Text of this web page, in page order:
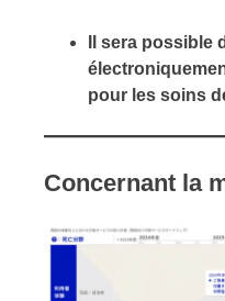
Il sera possible
pour les soins
Concernant la